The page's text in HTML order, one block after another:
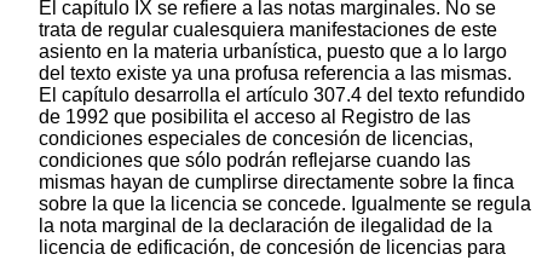
El capítulo IX se refiere a las notas marginales. No se
trata de regular cualesquiera manifestaciones de este
asiento en la materia urbanística, puesto que a lo largo
del texto existe ya una profusa referencia a las mismas.
El capítulo desarrolla el artículo 307.4 del texto refundido
de 1992 que posibilita el acceso al Registro de las
condiciones especiales de concesión de licencias,
condiciones que sólo podrán reflejarse cuando las
mismas hayan de cumplirse directamente sobre la finca
sobre la que la licencia se concede. Igualmente se regula
la nota marginal de la declaración de ilegalidad de la
licencia de edificación, de concesión de licencias para